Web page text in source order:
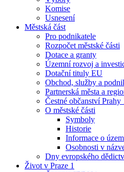
Komise
Usnesení
Městská část
Pro podnikatele
Rozpočet městské části
Dotace a granty
Územní rozvoj a
Dotační tituly EU
Obchod, služby a
Partnerská města a
Čestné občanství Prahy
O městské části
Symboly
Historie
Informace o
Osobnosti v
Dny evropského
Život v Praze 1